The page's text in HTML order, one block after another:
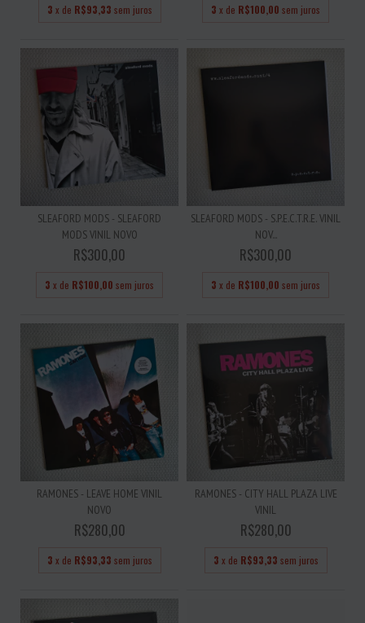
3 x de R$93,33 sem juros 3 x de R$100,00 sem juros
SLEAFORD MODS - SLEAFORD
MODS VINIL NOVO
R$300,00
3 x de R$100,00 sem juros
SLEAFORD MODS - S.P.E.C.T.R.E. VINIL
NOV...
R$300,00
3 x de R$100,00 sem juros
RAMONES - LEAVE HOME VINIL
NOVO
R$280,00
3 x de R$93,33 sem juros
RAMONES - CITY HALL PLAZA LIVE
VINIL
R$280,00
3 x de R$93,33 sem juros